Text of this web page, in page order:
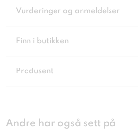
Vurderinger og anmeldelser
Finn i butikken
Produsent
Andre har også sett på